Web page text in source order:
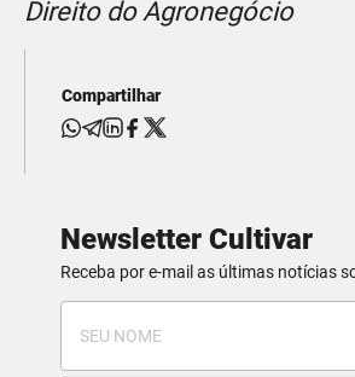
Direito do Agronegócio
Compartilhar
Newsletter Cultivar
Receba por e-mail as últimas notícias